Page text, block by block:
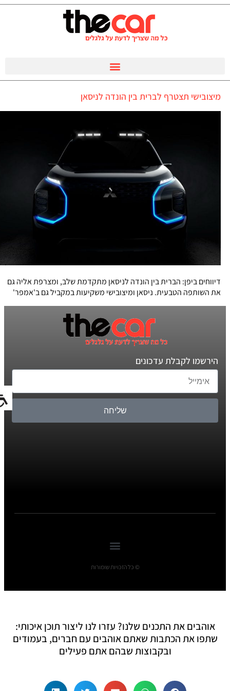
מיצובישי תצטרף לברית בין הונדה לניסאן
דיווחים ביפן: הברית בין הונדה לניסאן מתקדמת שלב, ומצרפת אליה גם
את השותפה הטבעית. ניסאן ומיצובישי משקיעות במקביל גם ב'אמפר'
הירשמו לקבלת עדכונים
שליחה
© כל הזכויות שומורות
אוהבים את התכנים שלנו? עזרו לנו ליצור תוכן איכותי:
שתפו את הכתבות שאתם אוהבים עם חברים, בעמודים
ובקבוצות שבהם אתם פעילים